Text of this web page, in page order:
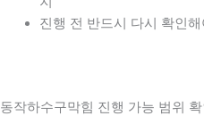
진행 전 반드시 다시 확인
동작하수구막힘 진행 가능 범위